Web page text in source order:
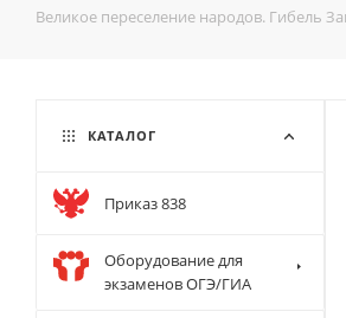
Великое переселение народов. Гибель
КАТАЛОГ
Приказ 838
Оборудование для
экзаменов ОГЭ/ГИА